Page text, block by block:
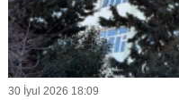
30 İyul 2026 18:09